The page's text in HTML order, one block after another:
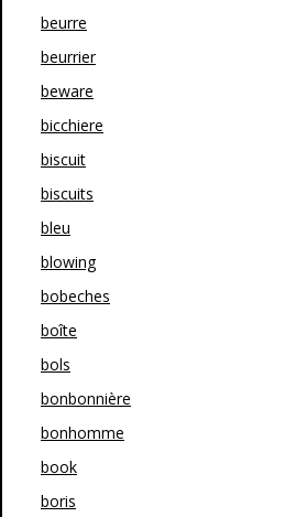
beurre
beurrier
beware
bicchiere
biscuit
biscuits
bleu
blowing
bobeches
boîte
bols
bonbonnière
bonhomme
book
boris